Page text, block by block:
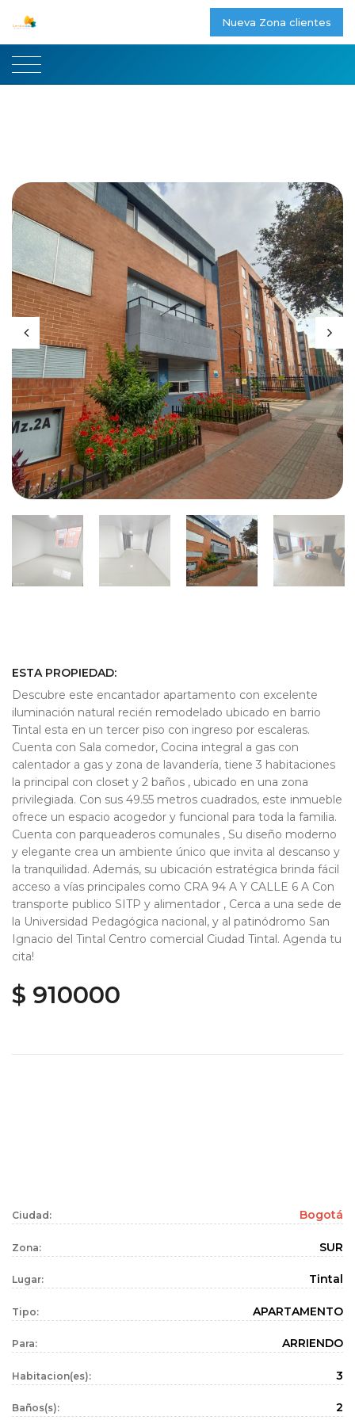
Nueva Zona clientes
ESTA PROPIEDAD:
Descubre este encantador apartamento con excelente
iluminación natural recién remodelado ubicado en barrio
Tintal esta en un tercer piso con ingreso por escaleras.
Cuenta con Sala comedor, Cocina integral a gas con
calentador a gas y zona de lavandería, tiene 3 habitaciones
la principal con closet y 2 baños , ubicado en una zona
privilegiada. Con sus 49.55 metros cuadrados, este inmueble
ofrece un espacio acogedor y funcional para toda la familia.
Cuenta con parqueaderos comunales , Su diseño moderno
y elegante crea un ambiente único que invita al descanso y
la tranquilidad. Además, su ubicación estratégica brinda fácil
acceso a vías principales como CRA 94 A Y CALLE 6 A Con
transporte publico SITP y alimentador , Cerca a una sede de
la Universidad Pedagógica nacional, y al patinódromo San
Ignacio del Tintal Centro comercial Ciudad Tintal. Agenda tu
cita!
$ 910000
Ciudad: Bogotá
Zona: SUR
Lugar: Tintal
Tipo: APARTAMENTO
Para: ARRIENDO
Habitacion(es): 3
Baños(s): 2